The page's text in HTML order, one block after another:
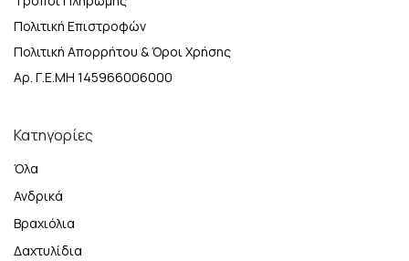
Πολιτική Επιστροφών
Πολιτική Απορρήτου & Όροι Χρήσης
Αρ. Γ.Ε.ΜΗ 145966006000
Κατηγορίες
Όλα
Ανδρικά
Βραχιόλια
Δαχτυλίδια